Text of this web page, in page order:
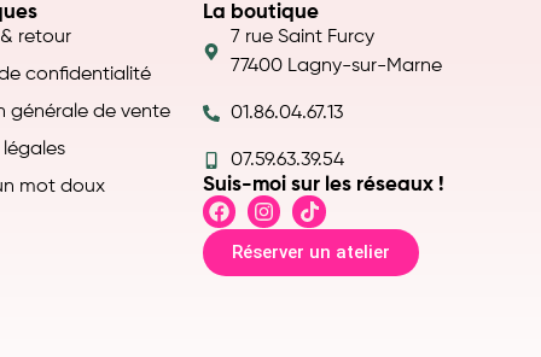
retour
confidentialité
générale de vente
mot doux
La boutique
7 rue Saint Furcy
77400 Lagny-sur-Marne
01.86.04.67.13
07.59.63.39.54
Suis-moi sur les réseaux !
Réserver un atelier